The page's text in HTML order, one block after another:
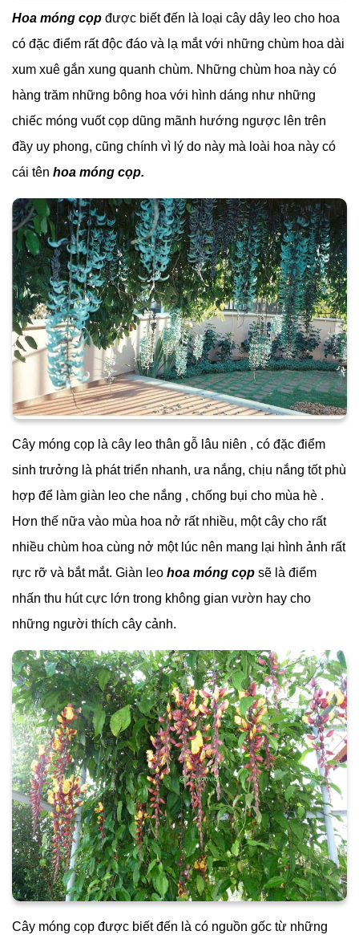
Hoa móng cọp được biết đến là loại cây dây leo cho hoa
có đặc điểm rất độc đáo và lạ mắt với những chùm hoa dài
xum xuê gắn xung quanh chùm. Những chùm hoa này có
hàng trăm những bông hoa với hình dáng như những
chiếc móng vuốt cọp dũng mãnh hướng ngược lên trên
đầy uy phong, cũng chính vì lý do này mà loài hoa này có
cái tên hoa móng cọp.
Cây móng cọp là cây leo thân gỗ lâu niên , có đặc điểm
sinh trưởng là phát triển nhanh, ưa nắng, chịu nắng tốt phù
hợp để làm giàn leo che nắng , chống bụi cho mùa hè .
Hơn thế nữa vào mùa hoa nở rất nhiều, một cây cho rất
nhiều chùm hoa cùng nở một lúc nên mang lại hình ảnh rất
rực rỡ và bắt mắt. Giàn leo hoa móng cọp sẽ là điểm
nhấn thu hút cực lớn trong không gian vườn hay cho
những người thích cây cảnh.
Cây móng cọp được biết đến là có nguồn gốc từ những